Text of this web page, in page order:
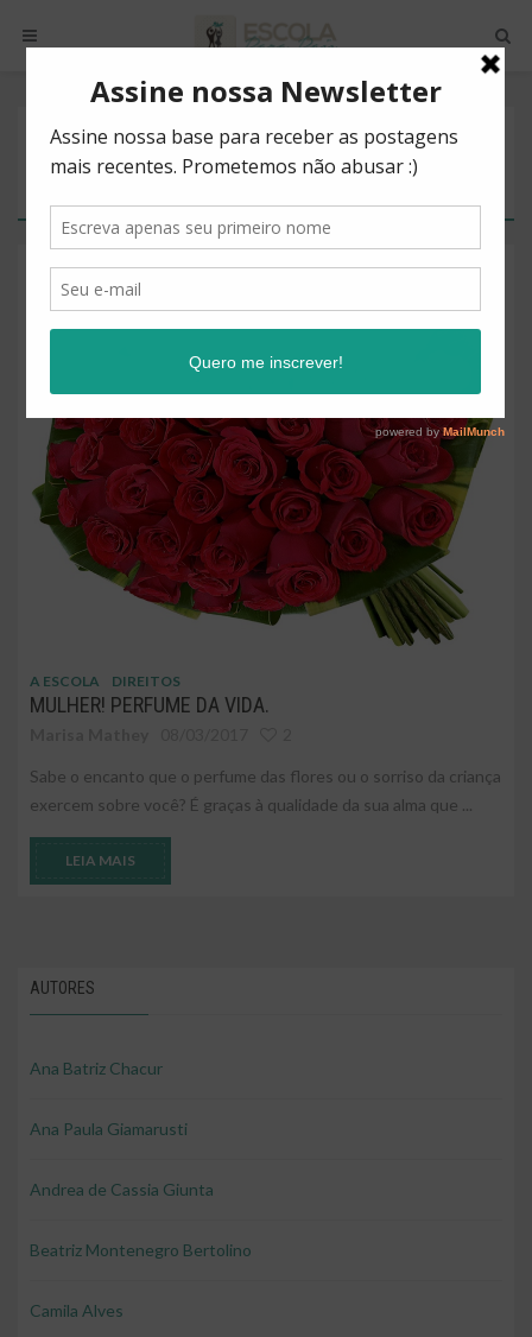
POSTS BY TAG
CHANCE
A ESCOLA DIREITOS
MULHER! PERFUME DA VIDA.
Sabe o encanto que o perfume das flores ou o sorriso da criança
exercem sobre você? É graças à qualidade da sua alma que ...
LEIA MAIS
AUTORES
Ana Batriz Chacur
Ana Paula Giamarusti
Andrea de Cassia Giunta
Beatriz Montenegro Bertolino
Camila Alves